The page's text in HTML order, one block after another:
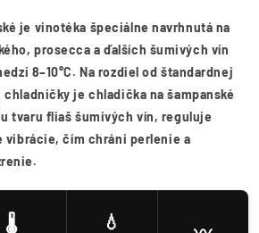
je vinotéka špeciálne navrhnutá na
prosecca a ďalších šumivých vín
8–10°C. Na rozdiel od štandardnej
je chladička na šampanské
tvaru fliaš šumivých vín, reguluje
vibrácie, čím chráni perlenie a
🌡️ 💧